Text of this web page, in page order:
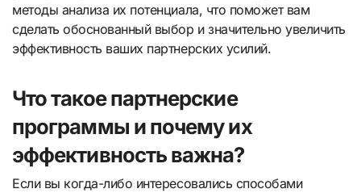
методы анализа их потенциала, что поможет вам
сделать обоснованный выбор и значительно увеличить
эффективность ваших партнерских усилий.
Что такое партнерские
программы и почему их
эффективность важна?
Если вы когда-либо интересовались способами